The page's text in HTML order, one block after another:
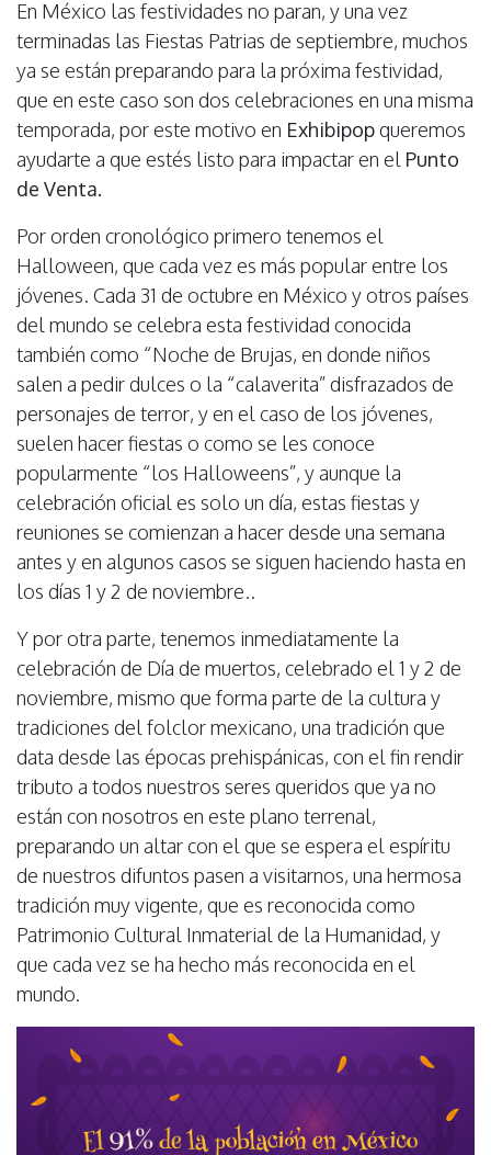
En México las festividades no paran, y una vez
terminadas las Fiestas Patrias de septiembre, muchos
ya se están preparando para la próxima festividad,
que en este caso son dos celebraciones en una misma
temporada, por este motivo en Exhibipopqueremos
ayudarte a que estés listo para impactar en el Punto
de Venta.
Por orden cronológico primero tenemos el
Halloween, que cada vez es más popular entre los
jóvenes. Cada 31 de octubre en México y otros países
del mundo se celebra esta festividad conocida
también como “Noche de Brujas, en donde niños
salen a pedir dulces o la “calaverita” disfrazados de
personajes de terror, y en el caso de los jóvenes,
suelen hacer fiestas o como se les conoce
popularmente “los Halloweens”, y aunque la
celebración oficial es solo un día, estas fiestas y
reuniones se comienzan a hacer desde una semana
antes y en algunos casos se siguen haciendo hasta en
los días 1 y 2 de noviembre..
Y por otra parte, tenemos inmediatamente la
celebración de Día de muertos, celebrado el 1 y 2 de
noviembre, mismo que forma parte de la cultura y
tradiciones del folclor mexicano, una tradición que
data desde las épocas prehispánicas, con el fin rendir
tributo a todos nuestros seres queridos que ya no
están con nosotros en este plano terrenal,
preparando un altar con el que se espera el espíritu
de nuestros difuntos pasen a visitarnos, una hermosa
tradición muy vigente, que es reconocida como
Patrimonio Cultural Inmaterial de la Humanidad, y
que cada vez se ha hecho más reconocida en el
mundo.